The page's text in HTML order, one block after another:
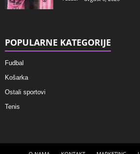
POPULARNE KATEGORIJE
Fudbal
Košarka
Ostali sportovi
Tenis